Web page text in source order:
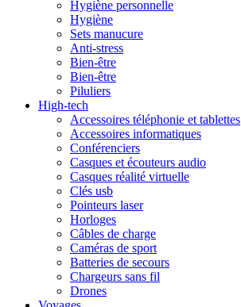
Hygiène personnelle
Hygiène
Sets manucure
Anti-stress
Bien-être
Bien-être
Piluliers
High-tech
Accessoires téléphonie et tablettes
Accessoires informatiques
Conférenciers
Casques et écouteurs audio
Casques réalité virtuelle
Clés usb
Pointeurs laser
Horloges
Câbles de charge
Caméras de sport
Batteries de secours
Chargeurs sans fil
Drones